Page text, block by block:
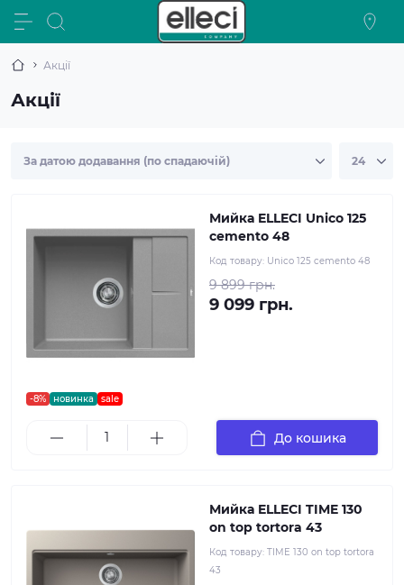
Акції
Акції
-8% новинка sale
Мийка ELLECI Unico 125
cemento 48
Код товару: Unico 125 cemento 48
9 899 грн.
9 099 грн.
До кошика
Мийка ELLECI TIME 130
on top tortora 43
Код товару: TIME 130 on top tortora
43